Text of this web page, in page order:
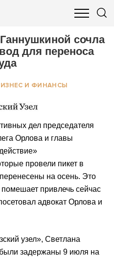
БИЗНЕС И ФИНАНСЫ
сочла
для переноса
И ФИНАНСЫ
дел председателя
Орлова и главы
провели пикет в
на осень. Это
помешает привлечь сейчас
адвокат Орлова и
узел», Светлана
задержаны 9 июля на